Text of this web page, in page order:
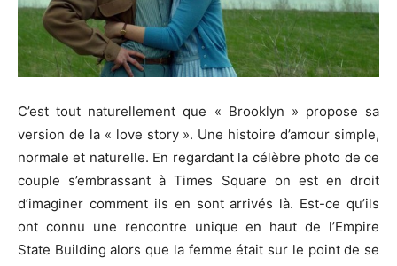
C’est tout naturellement que « Brooklyn » propose sa
version de la « love story ». Une histoire d’amour simple,
normale et naturelle. En regardant la célèbre photo de ce
couple s’embrassant à Times Square on est en droit
d’imaginer comment ils en sont arrivés là. Est-ce qu’ils
ont connu une rencontre unique en haut de l’Empire
State Building alors que la femme était sur le point de se